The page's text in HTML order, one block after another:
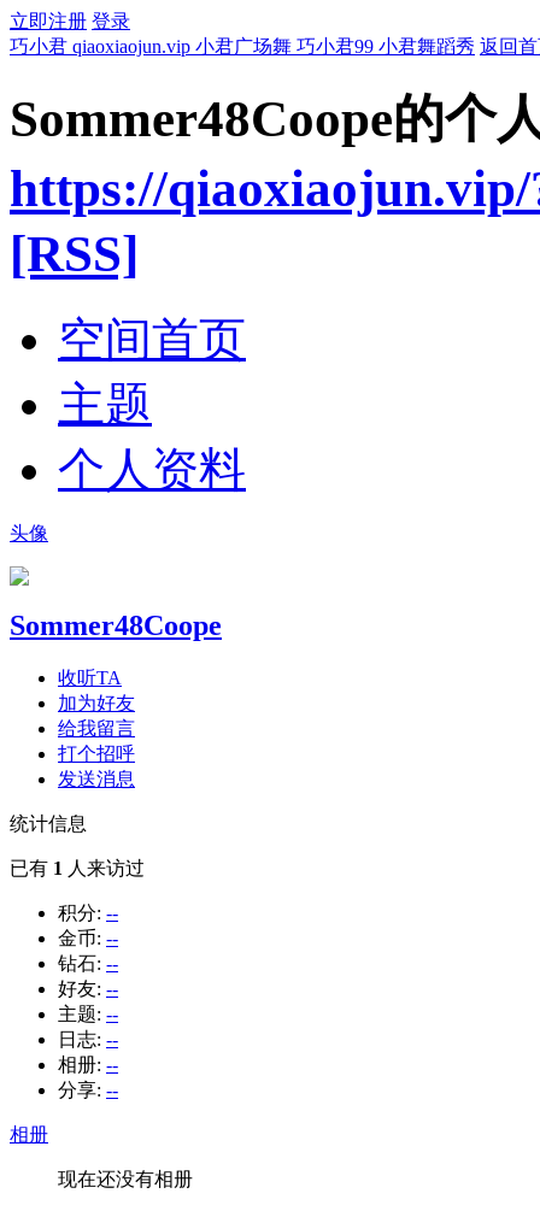
立即注册 登录
巧小君 qiaoxiaojun.vip 小君广场舞 巧小君99 小君舞蹈秀 返回
Sommer48Coope的个
https://qiaoxiaojun.vip/
[RSS]
空间首页
主题
个人资料
头像
Sommer48Coope
收听TA
加为好友
给我留言
打个招呼
发送消息
统计信息
已有 1 人来访过
积分: --
金币: --
钻石: --
好友: --
主题: --
日志: --
相册: --
分享: --
相册
现在还没有相册